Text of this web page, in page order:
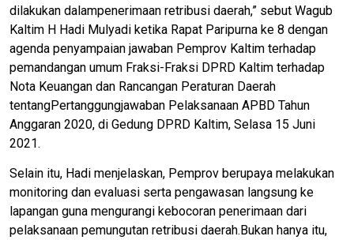
dilakukan dalampenerimaan retribusi daerah,” sebut Wagub
Kaltim H Hadi Mulyadi ketika Rapat Paripurna ke 8 dengan
agenda penyampaian jawaban Pemprov Kaltim terhadap
pemandangan umum Fraksi-Fraksi DPRD Kaltim terhadap
Nota Keuangan dan Rancangan Peraturan Daerah
tentangPertanggungjawaban Pelaksanaan APBD Tahun
Anggaran 2020, di Gedung DPRD Kaltim, Selasa 15 Juni
2021.
Selain itu, Hadi menjelaskan, Pemprov berupaya melakukan
monitoring dan evaluasi serta pengawasan langsung ke
lapangan guna mengurangi kebocoran penerimaan dari
pelaksanaan pemungutan retribusi daerah.Bukan hanya itu,